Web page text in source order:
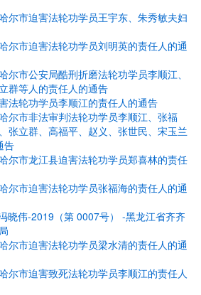
尔市迫害法轮功学员王宇东、朱秀敏夫妇
尔市迫害法轮功学员刘明英的责任人的通
尔市公安局酷刑折磨法轮功学员李顺江、
群等人的责任人的通告
法轮功学员李顺江的责任人的通告
尔市非法审判法轮功学员李顺江、张福
张立群、高福平、赵义、张世民、宋玉兰
告
尔市龙江县迫害法轮功学员郑喜林的责任
尔市迫害法轮功学员张福海的责任人的通
晓伟-2019（第 0007号） -黑龙江省齐齐
尔市迫害法轮功学员梁水清的责任人的通
尔市迫害致死法轮功学员李顺江的责任人